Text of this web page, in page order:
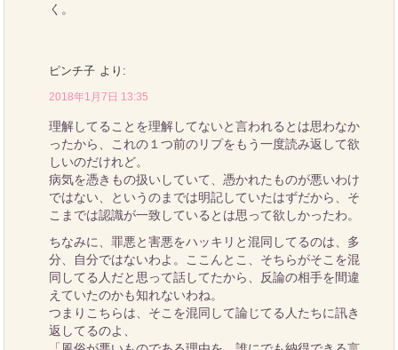
く。
ピンチ子 より:
2018年1月7日 13:35
理解してることを理解してないと言われるとは思わなか
ったから、これの１つ前のリプをもう一度読み返して欲
しいのだけれど。
病気を憑きもの扱いしていて、憑かれたものが悪いわけ
ではない、というのまでは明記していたはずだから、そ
こまでは認識が一致しているとは思って欲しかったわ。
ちなみに、罪悪と害悪をハッキリと混同してるのは、多
分、自分ではないわよ。ここんとこ、そちらがそこを混
同してる人だと思って話してたから、反論の相手を間違
えていたのかも知れないわね。
つまりこちらは、そこを混同して論じてる人たちに訊き
返してるのよ、